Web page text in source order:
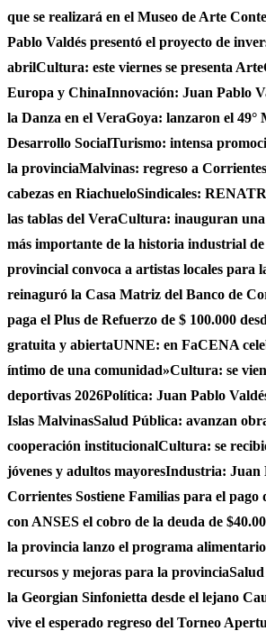
que se realizará en el Museo de Arte
Pablo Valdés presentó el proyecto de
abrilCultura: este viernes se presenta
Europa y ChinaInnovación: Juan Pablo
la Danza en el VeraGoya: lanzaron el 49°
Desarrollo SocialTurismo: intensa
la provinciaMalvinas: regreso a
cabezas en RiachueloSindicales:
las tablas del VeraCultura: inauguran una
más importante de la historia industrial
provincial convoca a artistas locales para
reinaguró la Casa Matriz del Banco de
paga el Plus de Refuerzo de $ 100.000
gratuita y abiertaUNNE: en FaCENA
íntimo de una comunidad»Cultura: se
deportivas 2026Política: Juan Pablo
Islas MalvinasSalud Pública: avanzan
cooperación institucionalCultura: se
jóvenes y adultos mayoresIndustria: Juan
Corrientes Sostiene Familias para el pago
con ANSES el cobro de la deuda de
la provincia lanzo el programa
recursos y mejoras para la provincia
la Georgian Sinfonietta desde el lejano
vive el esperado regreso del Torneo